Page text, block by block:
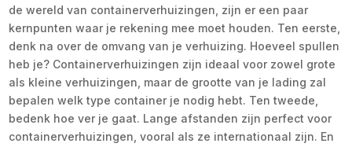
de wereld van containerverhuizingen, zijn er een paar
kernpunten waar je rekening mee moet houden. Ten eerste,
denk na over de omvang van je verhuizing. Hoeveel spullen
heb je? Containerverhuizingen zijn ideaal voor zowel grote
als kleine verhuizingen, maar de grootte van je lading zal
bepalen welk type container je nodig hebt. Ten tweede,
bedenk hoe ver je gaat. Lange afstanden zijn perfect voor
containerverhuizingen, vooral als ze internationaal zijn. En